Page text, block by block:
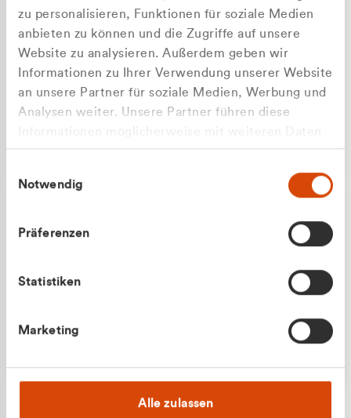
zu personalisieren, Funktionen für soziale Medien
anbieten zu können und die Zugriffe auf unsere
Website zu analysieren. Außerdem geben wir
Informationen zu Ihrer Verwendung unserer Website
an unsere Partner für soziale Medien, Werbung und
Analysen weiter. Unsere Partner führen diese
zusammen, die Sie ihnen bereitgestellt haben oder
gesammelt haben.
Notwendig
Präferenzen
Statistiken
Marketing
Alle zulassen
Zu welcher Kundengruppe
Apilash Balanesan